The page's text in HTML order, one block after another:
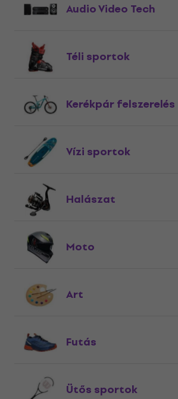
Audio Video Tech
Téli sportok
Kerékpár felszerelés
Vízi sportok
Halászat
Moto
Art
Futás
Ütős sportok